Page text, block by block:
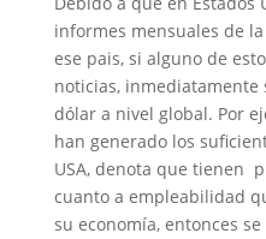
informes mensuales de
ese pais, si alguno de
noticias,
dólar a nivel global. Por
han generado los
USA, denota que tienen
cuanto a empleabilidad
su economía, entonces